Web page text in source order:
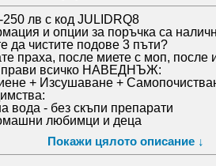
лв с код JULIDRQ8
и опции за поръчка са
да чистите подове 3 пъти?
праха, после миете с моп, после
прави всичко НАВЕДНЪЖ:
+ Изсушаване +
вода - без скъпи препарати
любимци и деца
децата
на прах
Покажи цялото описание ↓